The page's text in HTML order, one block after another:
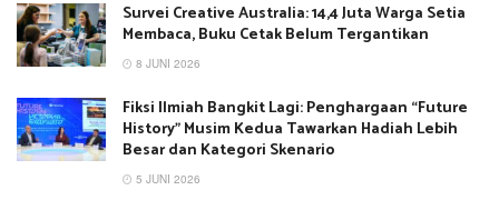
Survei Creative Australia: 14,4 Juta Warga Setia
Membaca, Buku Cetak Belum Tergantikan
8 JUNI 2026
Fiksi Ilmiah Bangkit Lagi: Penghargaan “Future
History” Musim Kedua Tawarkan Hadiah Lebih
Besar dan Kategori Skenario
5 JUNI 2026